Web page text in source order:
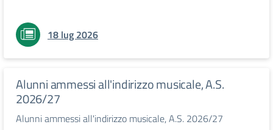
18 lug 2026
Alunni ammessi all'indirizzo musicale, A.S.
2026/27
Alunni ammessi all'indirizzo musicale, A.S. 2026/27